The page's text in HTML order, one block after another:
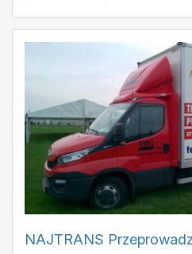
NAJTRANS